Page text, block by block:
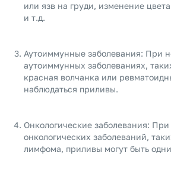
или язв на груди, изменение
и т.д.
Аутоиммунные заболевания: При
аутоиммунных заболеваниях,
красная волчанка или
наблюдаться приливы.
Онкологические заболевания:
онкологических заболеваний,
лимфома, приливы могут быть